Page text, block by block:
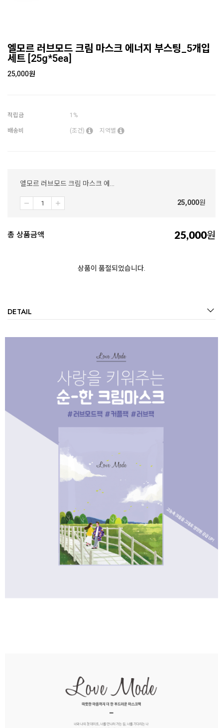
엘모르 러브모드 크림 마스크 에너지 부스팅_5개입
세트 [25g*5ea]
25,000원
적립금
1%
배송비
(조건) 지역별
엘모르 러브모드 크림 마스크 에너지 부스팅_5개입 세트 [25g*5ea]
25,000원
총 상품금액 25,000원
상품이 품절되었습니다.
DETAIL